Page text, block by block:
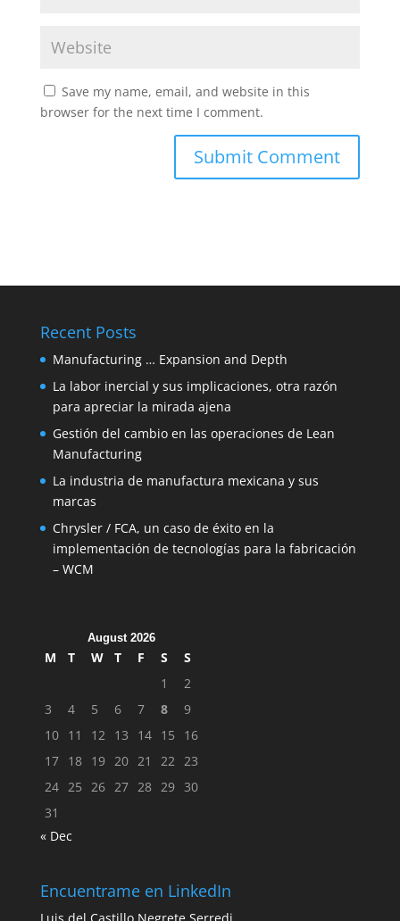
Save my name, email, and website in this
browser for the next time I comment.
Recent Posts
Manufacturing … Expansion and Depth
La labor inercial y sus implicaciones, otra razón
para apreciar la mirada ajena
Gestión del cambio en las operaciones de Lean
Manufacturing
La industria de manufactura mexicana y sus
marcas
Chrysler / FCA, un caso de éxito en la
implementación de tecnologías para la fabricación
– WCM
August 2026
M T W T F S
S
1
2
3
4 5 6 7 8
9
10 11 12 13 14 15
16
17 18 19 20 21 22 23
24 25 26 27 28 29 30
31
« Dec
Encuentrame en LinkedIn